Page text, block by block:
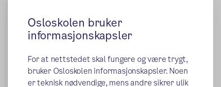
Osloskolen bruker
informasjonskapsler
For at nettstedet skal fungere og være trygt,
bruker Osloskolen informasjonskapsler. Noen
er teknisk nødvendige, mens andre sikrer ulik
4. juni kl.
09.00 -
11.00
Førskoleda
g - Barna
er på
skolen,
foreldre er
Barn,
personale
på
Nordpolen
skole og